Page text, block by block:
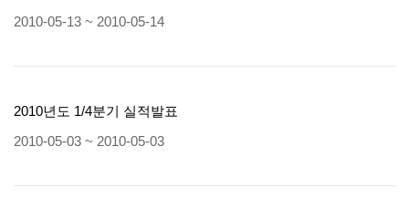
2010-05-13 ~ 2010-05-14
2010년도 1/4분기 실적발표
2010-05-03 ~ 2010-05-03